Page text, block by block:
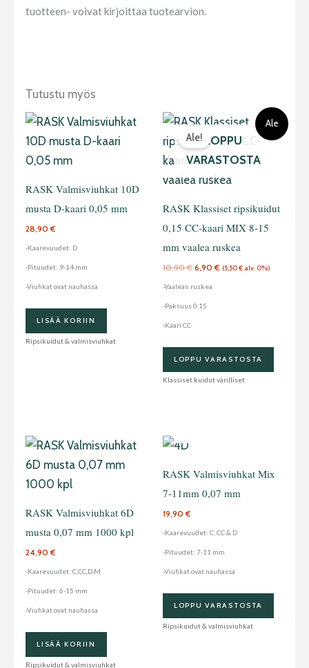
tuotteen- voivat kirjoittaa tuotearvion.
Tutustu myös
RASK Valmisviuhkat 10D
musta D-kaari 0,05 mm
28,90€
-Kaarevuudet: D
-Pituudet: 9-14 mm
-Viuhkat ovat nauhassa
LISÄÄ KORIIN
Tällä
tuotteella
Ripsikuidut & valmisviuhkat
Ale
LOPPU
VARASTOSTA
Ale!
RASK Klassiset ripsikuidut
0,15 CC-kaari MIX 8-15
mm vaalea ruskea
10,90€
Alkuperäinen
hinta
oli:
10,90 €.
6,90€
Nykyinen
hinta
on:
6,90 €.
(5,50€ alv. 0%)
-Vaalean ruskea
-Paksuus 0,15
-Kaari CC
LOPPU VARASTOSTA
Klassiset kuidut värilliset
RASK Valmisviuhkat 6D
musta 0,07 mm 1000 kpl
24,90€
-Kaarevuudet: C,CC,D,M
-Pituudet: 6-15 mm
-Viuhkat ovat nauhassa
LISÄÄ KORIIN
Tällä
tuotteella
muunnelma.
Voit
Ripsikuidut & valmisviuhkat
RASK Valmisviuhkat Mix
7-11mm 0,07 mm
19,90€
-Kaarevuudet: C, CC & D
-Pituudet: 7-11 mm
-Viuhkat ovat nauhassa
LOPPU VARASTOSTA
sivulla.
Ripsikuidut & valmisviuhkat